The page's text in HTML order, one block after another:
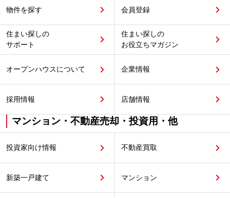
物件を探す 会員登録
住まい探しの
サポート
住まい探しの
お役立ちマガジン
オープンハウスについて 企業情報
採用情報 店舗情報
マンション・不動産売却・投資用・他
投資家向け情報 不動産買取
新築一戸建て マンション